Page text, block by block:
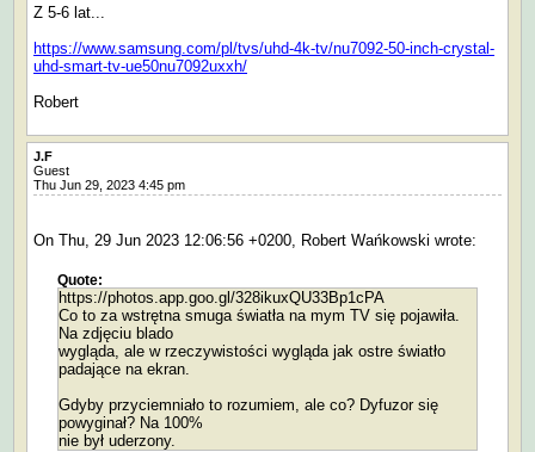
Z 5-6 lat...
https://www.samsung.com/pl/tvs/uhd-4k-tv/nu7092-50-inch-crystal-
uhd-smart-tv-ue50nu7092uxxh/
Robert
J.F
Guest
Thu Jun 29, 2023 4:45 pm
On Thu, 29 Jun 2023 12:06:56 +0200, Robert Wańkowski wrote:
Quote:
https://photos.app.goo.gl/328ikuxQU33Bp1cPA
Co to za wstrętna smuga światła na mym TV się pojawiła.
Na zdjęciu blado
wygląda, ale w rzeczywistości wygląda jak ostre światło
padające na ekran.
Gdyby przyciemniało to rozumiem, ale co? Dyfuzor się
powyginał? Na 100%
nie był uderzony.